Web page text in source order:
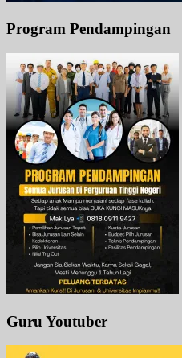
Program Pendampingan
Guru Youtuber